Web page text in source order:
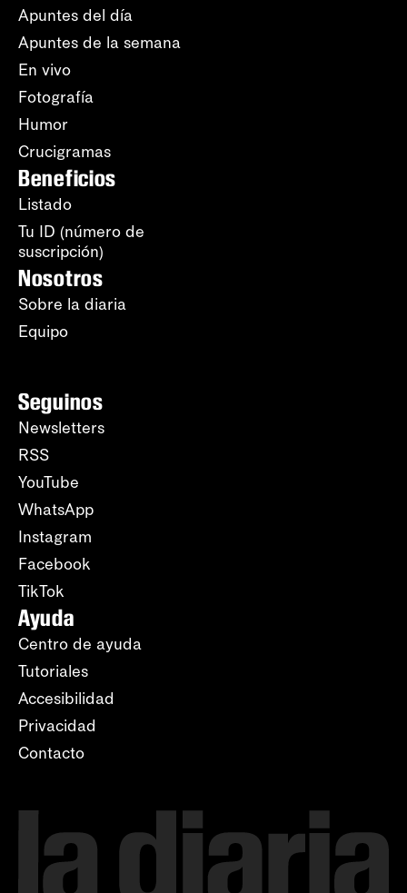
Apuntes del día
Apuntes de la semana
En vivo
Fotografía
Humor
Crucigramas
Beneficios
Listado
Tu ID (número de
suscripción)
Nosotros
Sobre la diaria
Equipo
Seguinos
Newsletters
RSS
YouTube
WhatsApp
Instagram
Facebook
TikTok
Ayuda
Centro de ayuda
Tutoriales
Accesibilidad
Privacidad
Contacto